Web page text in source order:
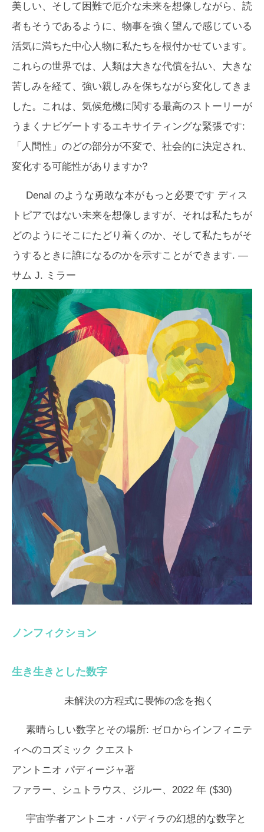
美しい、そして困難で厄介な未来を想像しながら、読
者もそうであるように、物事を強く望んで感じている
活気に満ちた中心人物に私たちを根付かせています。
これらの世界では、人類は大きな代償を払い、大きな
苦しみを経て、強い親しみを保ちながら変化してきま
した。これは、気候危機に関する最高のストーリーが
うまくナビゲートするエキサイティングな緊張です:
「人間性」のどの部分が不変で、社会的に決定され、
変化する可能性がありますか?
Denal のような勇敢な本がもっと必要です ディス
トピアではない未来を想像しますが、それは私たちが
どのようにそこにたどり着くのか、そして私たちがそ
うするときに誰になるのかを示すことができます. —
サム J. ミラー
ノンフィクション
生き生きとした数字
未解決の方程式に畏怖の念を抱く
素晴らしい数字とその場所: ゼロからインフィニテ
ィへのコズミック クエスト
アントニオ パディージャ著
ファラー、シュトラウス、ジルー、2022 年 ($30)
宇宙学者アントニオ・パディラの幻想的な数字と